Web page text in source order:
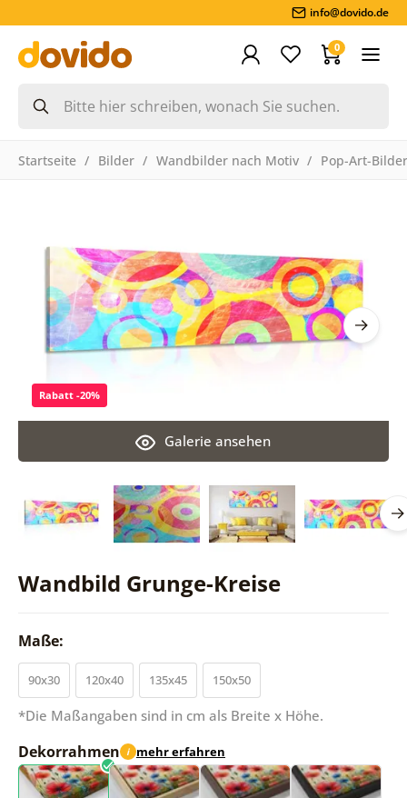
info@dovido.de
0
Startseite Bilder Wandbilder nach Motiv Pop-Art-Bilder
Wandbild Grunge-Kreise
Galerie ansehen
Rabatt -20%
Maße:
90x30 120x40 135x45 150x50
*Die Maßangaben sind in cm als Breite x Höhe.
Dekorrahmen i mehr erfahren